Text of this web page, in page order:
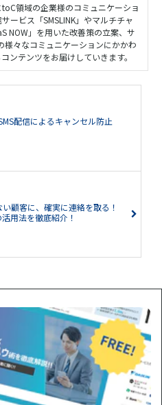
領域の企業様のコミュニケーショ
ービス「SMSLINK」やマルチチャ
NOW」を用いた改善策の立案、サ
様々なコミュニケーションにかかわ
ンテンツをお届けしていきます。
配信によるキャンセル防止
顧客に、確実に連絡を取る！
用法を徹底紹介！